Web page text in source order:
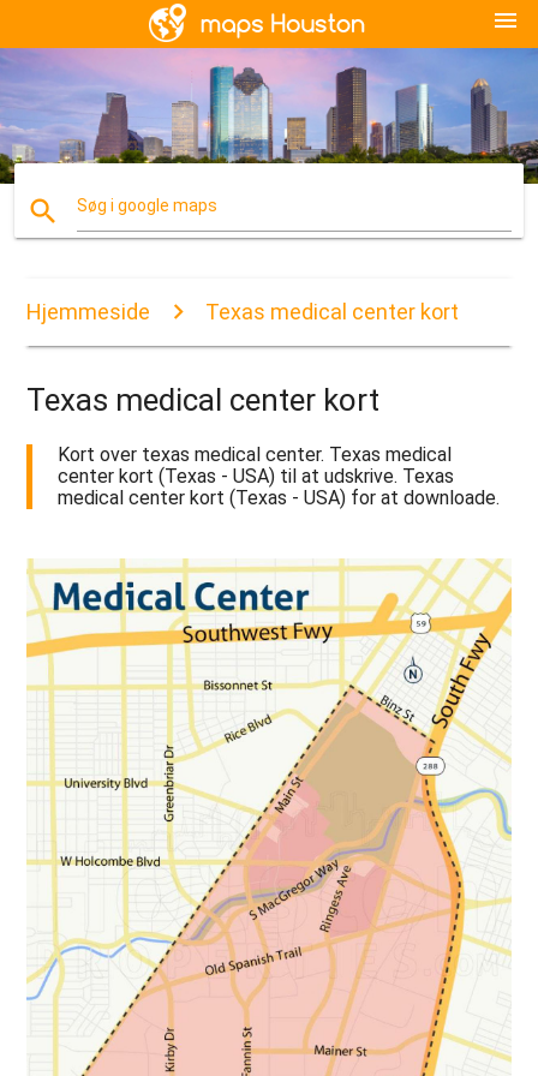
menu
search Søg i google maps
Hjemmeside Texas medical center kort
Texas medical center kort
Kort over texas medical center. Texas medical
center kort (Texas - USA) til at udskrive. Texas
medical center kort (Texas - USA) for at downloade.